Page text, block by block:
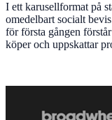
I ett karusellformat på
omedelbart socialt
för första gången
köper och uppskattar